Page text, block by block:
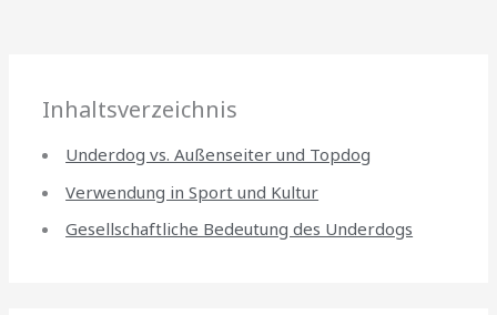
Inhaltsverzeichnis
Underdog vs. Außenseiter und Topdog
Verwendung in Sport und Kultur
Gesellschaftliche Bedeutung des Underdogs